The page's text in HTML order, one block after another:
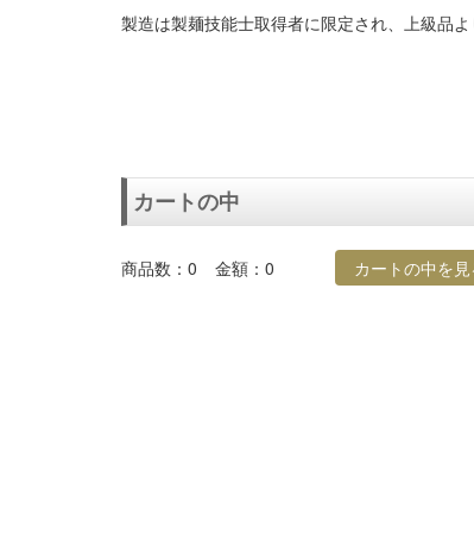
製造は製麺技能士取得者に限定され、上級品
カートの中
商品数：0 金額：0 カートの中を見